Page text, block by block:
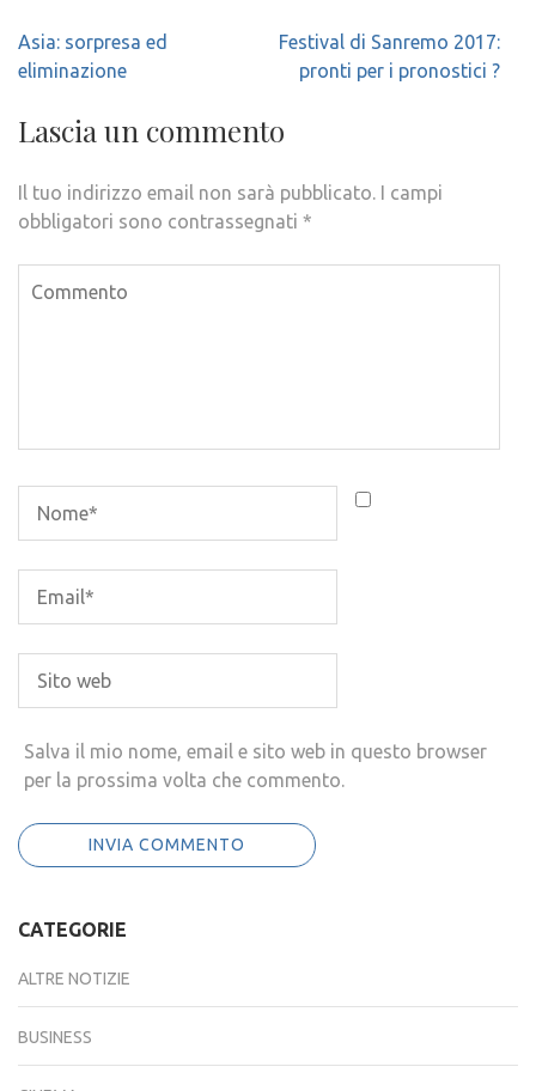
Navigazione
articoli
Asia: sorpresa ed
eliminazione
Festival di Sanremo 2017:
pronti per i pronostici ?
Lascia un commento
Il tuo indirizzo email non sarà pubblicato. I campi
obbligatori sono contrassegnati *
Salva il mio nome, email e sito web in questo browser
per la prossima volta che commento.
CATEGORIE
ALTRE NOTIZIE
BUSINESS